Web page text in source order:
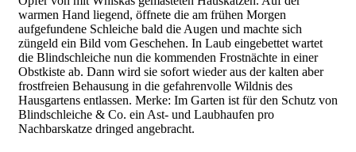
warmen Hand liegend, öffnete die am frühen Morgen
aufgefundene Schleiche bald die Augen und machte sich
züngeld ein Bild vom Geschehen. In Laub eingebettet wartet
die Blindschleiche nun die kommenden Frostnächte in einer
Obstkiste ab. Dann wird sie sofort wieder aus der kalten aber
frostfreien Behausung in die gefahrenvolle Wildnis des
Hausgartens entlassen. Merke: Im Garten ist für den Schutz von
Blindschleiche & Co. ein Ast- und Laubhaufen pro
Nachbarskatze dringed angebracht.